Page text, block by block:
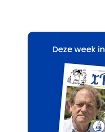
Deze week in